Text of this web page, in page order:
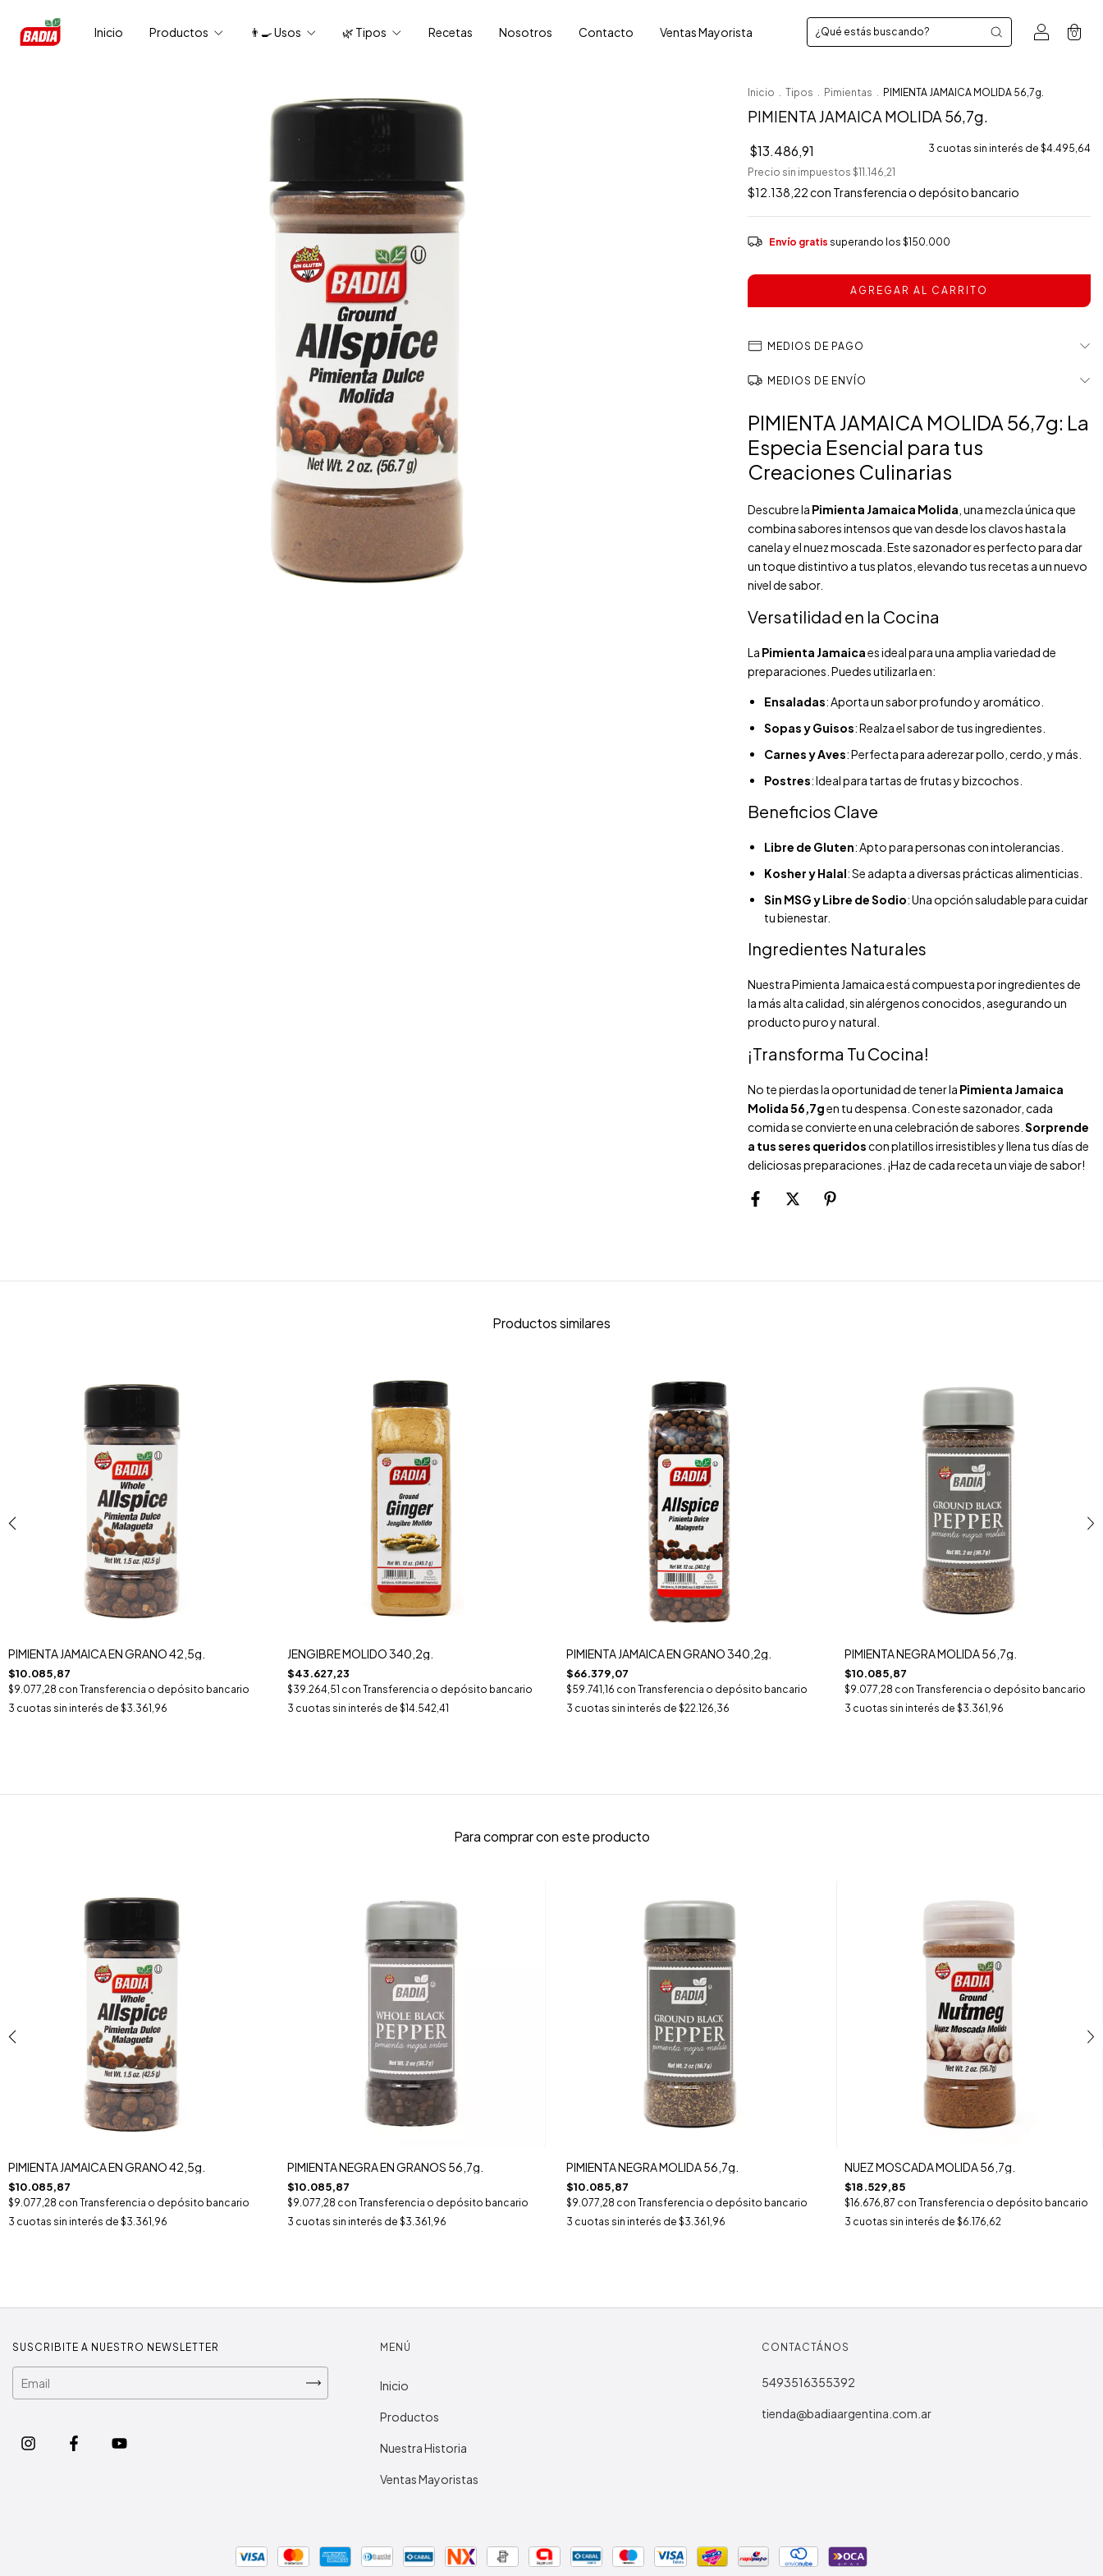
Inicio Productos 👨‍🍳 Usos 🌿 Tipos Recetas Nosotros Contacto Ventas Mayorista 0
Inicio Tipos Pimientas PIMIENTA JAMAICA MOLIDA 56,7g.
PIMIENTA JAMAICA MOLIDA 56,7g.
$13.486,91 3 cuotas sin interés de $4.495,64
Precio sin impuestos $11.146,21
$12.138,22con Transferencia o depósito bancario
Envío gratis superando los $150.000
MEDIOS DE PAGO
MEDIOS DE ENVÍO
PIMIENTA JAMAICA MOLIDA 56,7g: La
Especia Esencial para tus
Creaciones Culinarias
Descubre la Pimienta Jamaica Molida , una mezcla única que
combina sabores intensos que van desde los clavos hasta la
canela y el nuez moscada. Este sazonador es perfecto para dar
un toque distintivo a tus platos, elevando tus recetas a un nuevo
nivel de sabor.
Versatilidad en la Cocina
La Pimienta Jamaicaes ideal para una amplia variedad de
preparaciones. Puedes utilizarla en:
Ensaladas: Aporta un sabor profundo y aromático.
Sopas y Guisos: Realza el sabor de tus ingredientes.
Carnes y Aves: Perfecta para aderezar pollo, cerdo, y más.
Postres: Ideal para tartas de frutas y bizcochos.
Beneficios Clave
Libre de Gluten: Apto para personas con intolerancias.
Kosher y Halal: Se adapta a diversas prácticas alimenticias.
Sin MSG y Libre de Sodio: Una opción saludable para cuidar
tu bienestar.
Ingredientes Naturales
Nuestra Pimienta Jamaica está compuesta por ingredientes de
la más alta calidad, sin alérgenos conocidos, asegurando un
producto puro y natural.
¡Transforma Tu Cocina!
No te pierdas la oportunidad de tener la Pimienta Jamaica
Molida 56,7gen tu despensa. Con este sazonador, cada
comida se convierte en una celebración de sabores. Sorprende
a tus seres queridoscon platillos irresistibles y llena tus días de
deliciosas preparaciones. ¡Haz de cada receta un viaje de sabor!
Productos similares
PIMIENTA JAMAICA EN GRANO 42,5g.
$10.085,87
$9.077,28 con Transferencia o depósito bancario
3 cuotas sin interés de $3.361,96
JENGIBRE MOLIDO 340,2g.
$43.627,23
$39.264,51 con Transferencia o depósito bancario
3 cuotas sin interés de $14.542,41
PIMIENTA JAMAICA EN GRANO 340,2g.
$66.379,07
$59.741,16 con Transferencia o depósito bancario
3 cuotas sin interés de $22.126,36
PIMIENTA NEGRA MOLIDA 56,7g.
$10.085,87
$9.077,28 con Transferencia o depósito bancario
3 cuotas sin interés de$3.361,96
Para comprar con este producto
PIMIENTA JAMAICA EN GRANO 42,5g.
$10.085,87
$9.077,28 con Transferencia o depósito bancario
3 cuotas sin interés de $3.361,96
PIMIENTA NEGRA EN GRANOS 56,7g.
$10.085,87
$9.077,28 con Transferencia o depósito bancario
3 cuotas sin interés de $3.361,96
PIMIENTA NEGRA MOLIDA 56,7g.
$10.085,87
$9.077,28 con Transferencia o depósito bancario
3 cuotas sin interés de $3.361,96
NUEZ MOSCADA MOLIDA 56,7g.
$18.529,85
$16.676,87 con Transferencia o depósito bancario
3 cuotas sin interés de$6.176,62
SUSCRIBITE A NUESTRO NEWSLETTER MENÚ
Inicio
Productos
Nuestra Historia
Ventas Mayoristas
CONTACTÁNOS
5493516355392
tienda@badiaargentina.com.ar